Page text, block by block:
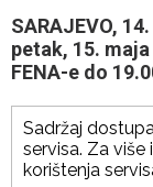
SARAJEVO,
petak, 15.
FENA-e do
Sadržaj
servisa. Za
korištenja